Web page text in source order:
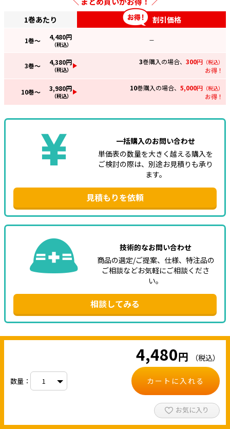
1巻あたり 割引価格
1巻～ 4,480円
（税込）
—
3巻～ 4,380円
（税込）
3巻購入の場合、 300円 （税込）
お得！
10巻～ 3,980円
（税込）
10巻購入の場合、 5,000円 （税込）
お得！
一括購入のお問い合わせ
単価表の数量を大きく越える購入を
ご検討の際は、別途お見積りも承り
ます。
見積もりを依頼
技術的なお問い合わせ
商品の選定/ご提案、仕様、特注品の
ご相談などお気軽にご相談くださ
い。
相談してみる
4,480円 （税込）
数量： カートに入れる
お気に入り